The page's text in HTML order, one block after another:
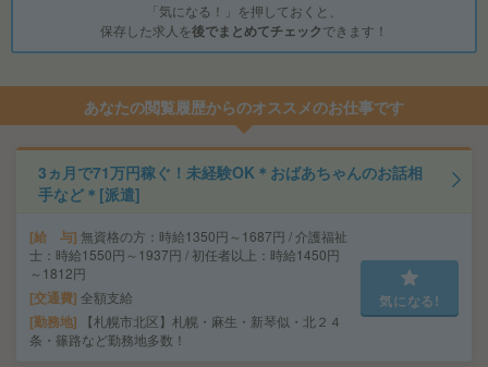
「気になる！」を押しておくと、
保存した求人を後でまとめてチェックできます！
あなたの閲覧履歴からのオススメのお仕事です
3ヵ月で71万円稼ぐ！未経験OK＊おばあちゃんのお話相
手など＊[派遣]
給 与 無資格の方：時給1350円～1687円 / 介護福祉
士：時給1550円～1937円 / 初任者以上：時給1450円
～1812円
交通費 全額支給
勤務地
【札幌市北区】札幌・麻生・新琴似・北２４
条・篠路など勤務地多数！
気になる!